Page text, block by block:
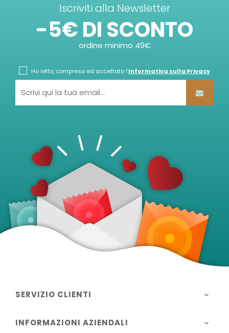
Iscriviti alla Newsletter
-5€ DI SCONTO
ordine minimo 49€
Ho letto, compreso ed accettato l'Informativa sulla Privacy
SERVIZIO CLIENTI 
INFORMAZIONI AZIENDALI 